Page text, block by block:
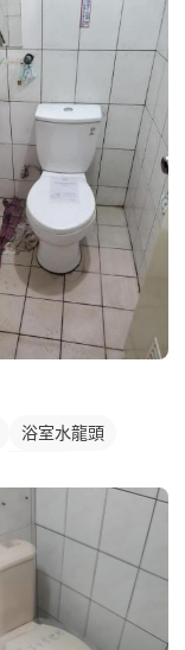
浴室水龍頭